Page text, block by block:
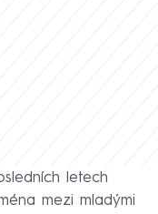
letech
mezi mladými